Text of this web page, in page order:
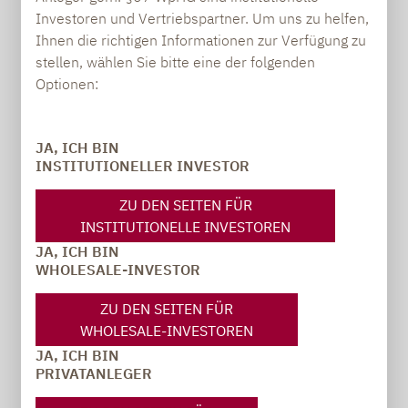
Investoren und Vertriebspartner. Um uns zu helfen,
Ihnen die richtigen Informationen zur Verfügung zu
stellen, wählen Sie bitte eine der folgenden
Optionen:
JA, ICH BIN
INSTITUTIONELLER INVESTOR
ZU DEN SEITEN FÜR
INSTITUTIONELLE INVESTOREN
JA, ICH BIN
WHOLESALE-INVESTOR
ZU DEN SEITEN FÜR
WHOLESALE-INVESTOREN
JA, ICH BIN
PRIVATANLEGER
Unternehmen und ganzen Branchen
führen - siehe zum Beispiel die
Rüstungsindustrie. Das Monitoring
möglicher Krisenquellen ist daher ein
Schwäne“ wie die Terroranschläge vom
11. September 2001 oder Fukushima, die
nicht vorhersehbar waren. Daneben
existieren aber auch die „Grauen
Nashörner", wie es der „Schwarze
Schwan“-Erfinder Nassim Nicholas Taleb
formuliert hat: vorhersehbare, ignorierte
Risiken großer Tragweite. Darunter fallen
wohl der Ukraine-Krieg und auch die